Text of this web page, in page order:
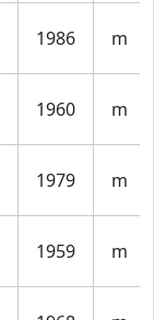
1986 m
1960 m
1979 m
1959 m